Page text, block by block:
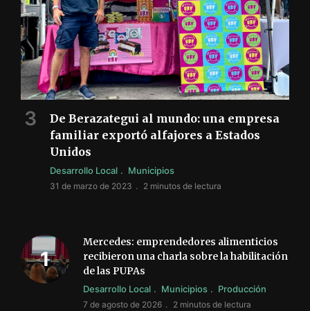
De Berazategui al mundo: una empresa
familiar exportó alfajores a Estados
Unidos
Desarrollo Local Municipios
31 de marzo de 2023 2 minutos de lectura
Mercedes: emprendedores alimenticios
recibieron una charla sobre la habilitación
de las PUPAs
Desarrollo Local Municipios Producción
7 de agosto de 2026 2 minutos de lectura